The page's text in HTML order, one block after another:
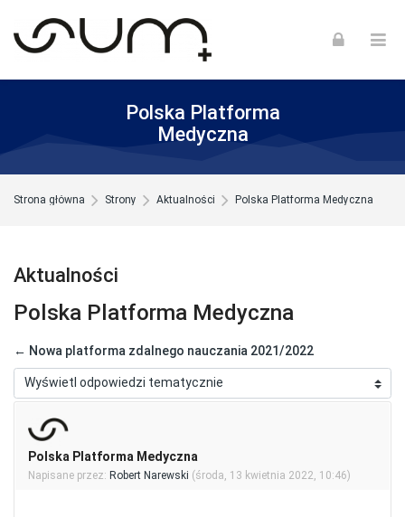
Polska Platforma
Medyczna
Strona główna Strony Aktualności Polska Platforma Medyczna
Aktualności
Polska Platforma Medyczna
← Nowa platforma zdalnego nauczania 2021/2022
Sposób wyświetlania
Polska Platforma Medyczna
Napisane przez: Robert Narewski (środa, 13 kwietnia 2022, 10:46)
Liczba odpowiedzi: 0